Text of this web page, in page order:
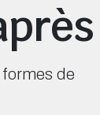
de